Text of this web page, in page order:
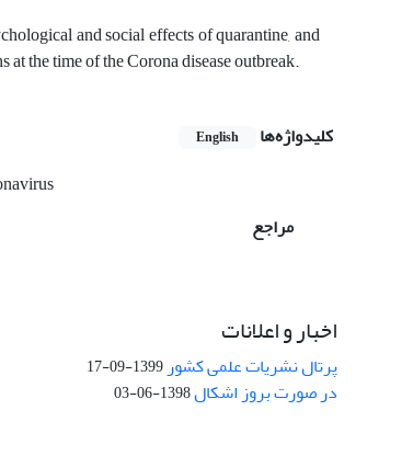
and social effects of quarantine, and
the time of the Corona disease outbreak.
کلیدواژه‌ها English
مراجع
اخبار و اعلانات
پرتال نشریات علمی کشور 1399-09-17
در صورت بروز اشکال1398-06-03